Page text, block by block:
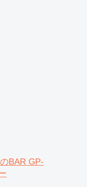
BAR GP-